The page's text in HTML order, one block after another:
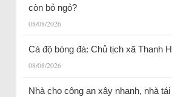
còn bỏ ngỏ?
08/08/2026
Cá độ bóng đá: Chủ tịch xã Thanh
08/08/2026
Nhà cho công an xây nhanh, nhà